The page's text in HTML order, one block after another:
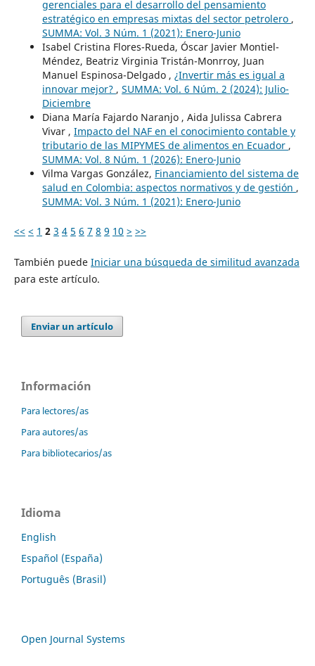
gerenciales para el desarrollo del pensamiento
estratégico en empresas mixtas del sector petrolero ,
SUMMA: Vol. 3 Núm. 1 (2021): Enero-Junio
Isabel Cristina Flores-Rueda, Óscar Javier Montiel-
Méndez, Beatriz Virginia Tristán-Monrroy, Juan
Manuel Espinosa-Delgado , ¿Invertir más es igual a
innovar mejor? , SUMMA: Vol. 6 Núm. 2 (2024): Julio-
Diciembre
Diana María Fajardo Naranjo , Aida Julissa Cabrera
Vivar , Impacto del NAF en el conocimiento contable y
tributario de las MIPYMES de alimentos en Ecuador ,
SUMMA: Vol. 8 Núm. 1 (2026): Enero-Junio
Vilma Vargas González, Financiamiento del sistema de
salud en Colombia: aspectos normativos y de gestión ,
SUMMA: Vol. 3 Núm. 1 (2021): Enero-Junio
<< < 1 2 3 4 5 6 7 8 9 10 > >>
También puede Iniciar una búsqueda de similitud avanzada
para este artículo.
Enviar un artículo
Información
Para lectores/as
Para autores/as
Para bibliotecarios/as
Idioma
English
Español (España)
Português (Brasil)
Open Journal Systems